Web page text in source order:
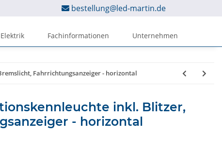
bestellung@led-martin.de
Elektrik Fachinformationen Unternehmen
Fahrrichtungsanzeiger - horizontal
inkl. Blitzer,
- horizontal